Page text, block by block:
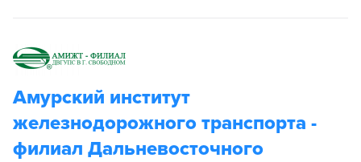
Амурский институт
железнодорожного транспорта -
филиал Дальневосточного